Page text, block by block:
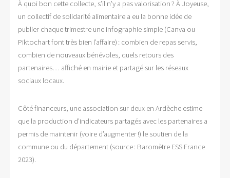
À quoi bon cette collecte, s’il n’y a pas valorisation ? À Joyeuse,
un collectif de solidarité alimentaire a eu la bonne idée de
publier chaque trimestre une infographie simple (Canva ou
Piktochart font très bien l’affaire) : combien de repas servis,
combien de nouveaux bénévoles, quels retours des
partenaires… affiché en mairie et partagé sur les réseaux
sociaux locaux.
Côté financeurs, une association sur deux en Ardèche estime
que la production d’indicateurs partagés avec les partenaires a
permis de maintenir (voire d’augmenter !) le soutien de la
commune ou du département (source : Baromètre ESS France
2023).